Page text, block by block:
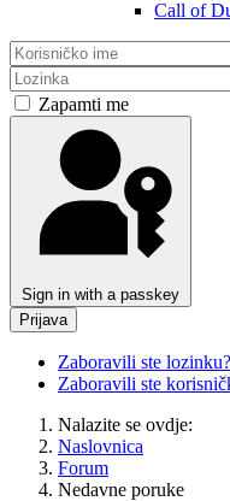
Call of
Zapamti me
Sign in with a passkey
Prijava
Zaboravili ste lozinku?
Zaboravili ste
Nalazite se ovdje:
Naslovnica
Forum
Nedavne poruke